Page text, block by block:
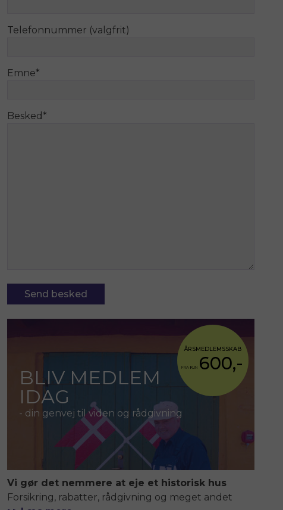
Telefonnummer (valgfrit)
Emne*
Besked *
Send besked
BLIV MEDLEM
IDAG
- din genvej til viden og rådgivning
ÅRSMEDLEMSSKAB
FRA KUN 600,-
Vi gør det nemmere at eje et historisk hus
Forsikring, rabatter, rådgivning og meget andet